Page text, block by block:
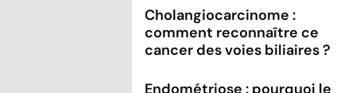
Cholangiocarcinome :
comment reconnaître ce
cancer des voies biliaires ?
Endométriose : pourquoi le